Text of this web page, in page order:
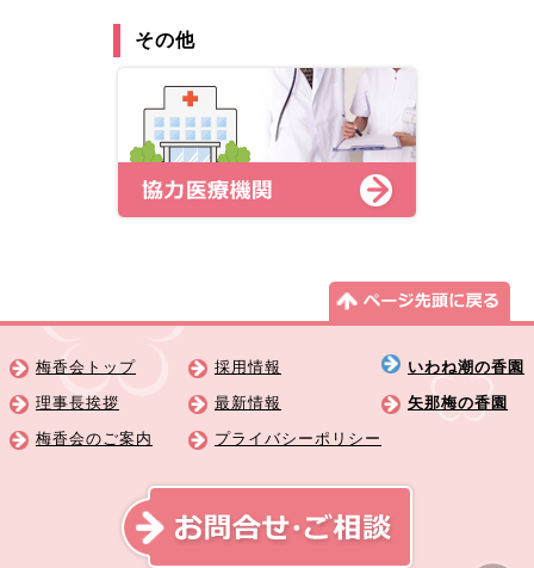
その他
梅香会トップ
理事長挨拶
梅香会のご案内
採用情報
最新情報
プライバシーポリシー
いわね潮の香園
矢那梅の香園